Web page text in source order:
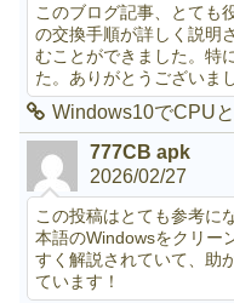
このブログ記事、とても
の交換手順が詳しく説明
むことができました。特
た。ありがとうございま
Windows10でCPU
777CB apk
2026/02/27
この投稿はとても参考に
本語のWindowsをクリー
すく解説されていて、助
ています！